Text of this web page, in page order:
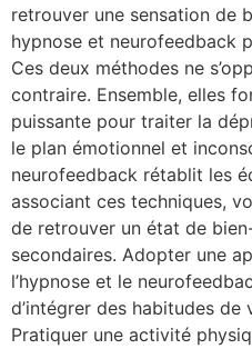
retrouver une sensation de
hypnose et neurofeedback
Ces deux méthodes ne
contraire. Ensemble, elles
puissante pour traiter la
le plan émotionnel et
neurofeedback rétablit les
associant ces techniques,
de retrouver un état de
secondaires. Adopter une
l’hypnose et le
d’intégrer des habitudes
Pratiquer une activité